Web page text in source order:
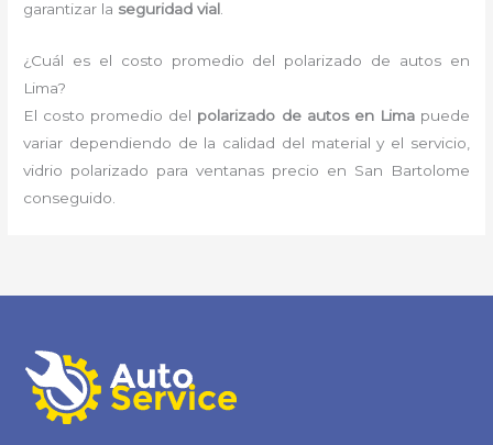
garantizar la seguridad vial.
¿Cuál es el costo promedio del polarizado de autos en
Lima?
El costo promedio del polarizado de autos en Limapuede
variar dependiendo de la calidad del material y el servicio,
vidrio polarizado para ventanas precio en San Bartolome
conseguido.